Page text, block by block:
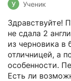
У Ученик
Здравствуйте!
не сдала 2
из черновика в
отличницей, а
особенности.
Есть ли